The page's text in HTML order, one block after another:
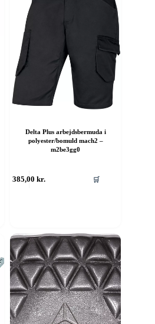
Delta Plus arbejdsbermuda i
polyester/bomuld mach2 –
m2be3gg0
385,00kr. 🛒
vare
kan
vælges
på
varesiden